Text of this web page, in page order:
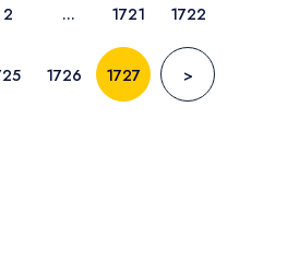
2 ... 1721 1722
1726 1727 >